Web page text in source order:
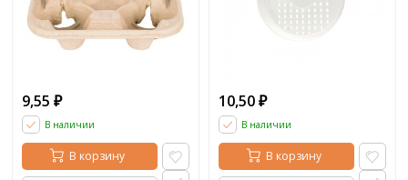
9,55 ₽
В наличии
В корзину
10,50 ₽
В наличии
В корзину